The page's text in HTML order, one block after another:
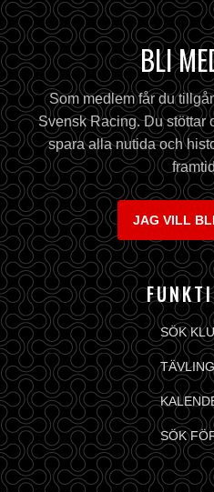
BLI
Som medlem får du
Svensk Racing. Du stöttar
spara alla nutida och
JAG VILL
SÖK
SÖK